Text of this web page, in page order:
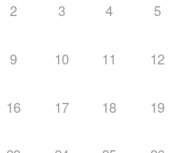
2 3 4 5
9 10 11 12
16 17 18 19